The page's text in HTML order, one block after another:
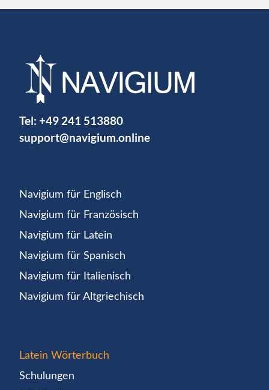
Tel: +49 241 513880
support@navigium.online
Navigium für Englisch
Navigium für Französisch
Navigium für Latein
Navigium für Spanisch
Navigium für Italienisch
Navigium für Altgriechisch
Latein Wörterbuch
Schulungen